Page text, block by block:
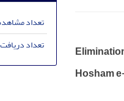
Hosham
تعداد
تعداد